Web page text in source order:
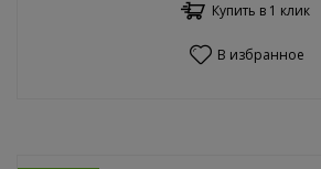
Купить в 1 клик
В избранное